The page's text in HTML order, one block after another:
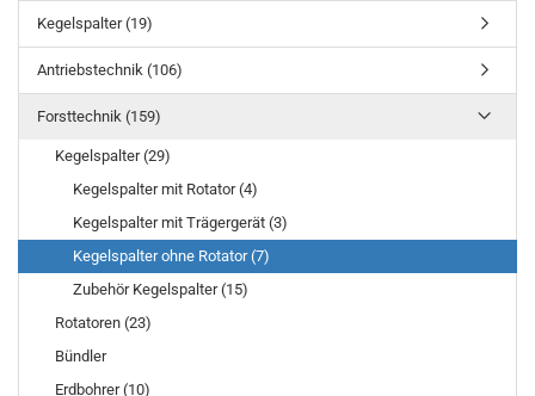
Kegelspalter (19)
Antriebstechnik (106)
Forsttechnik (159)
Kegelspalter (29)
Kegelspalter mit Rotator (4)
Kegelspalter mit Trägergerät (3)
Kegelspalter ohne Rotator (7)
Zubehör Kegelspalter (15)
Rotatoren (23)
Bündler
Erdbohrer (10)